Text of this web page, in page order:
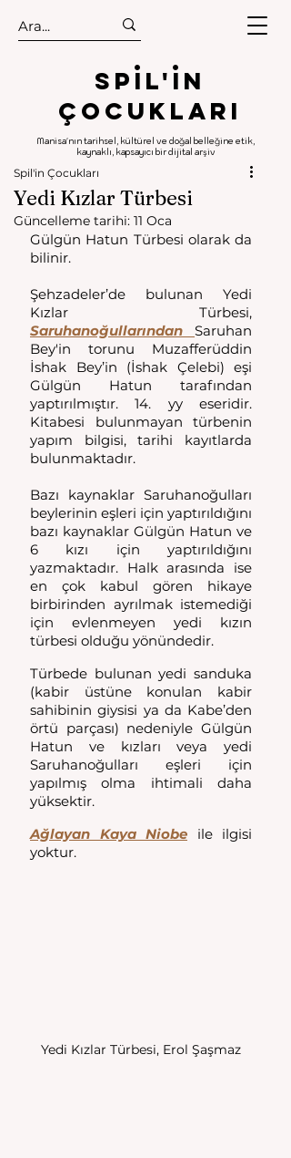
.
.
Spıl'in
Çocukları
Manisa'nın tarihsel, kültürel ve doğal belleğine etik,
kaynaklı, kapsayıcı bir dijital arşiv
Yedi Kızlar Türbesi
Spil'in Çocukları
Güncelleme tarihi: 11 Oca
Gülgün Hatun Türbesi olarak da
bilinir.
Şehzadeler’de bulunan Yedi
Saruhanoğullarından Saruhan
Bey'in torunu Muzafferüddin
İshak Bey’in (İshak Çelebi) eşi
Gülgün Hatun tarafından
yaptırılmıştır. 14. yy eseridir.
Kitabesi bulunmayan türbenin
yapım bilgisi, tarihi kayıtlarda
bulunmaktadır.
Bazı kaynaklar Saruhanoğulları
beylerinin eşleri için yaptırıldığını
bazı kaynaklar Gülgün Hatun ve
6 kızı için yaptırıldığını
yazmaktadır. Halk arasında ise
en çok kabul gören hikaye
birbirinden ayrılmak istemediği
için evlenmeyen yedi kızın
türbesi olduğu yönündedir.
Türbede bulunan yedi sanduka
(kabir üstüne konulan kabir
sahibinin giysisi ya da Kabe’den
örtü parçası) nedeniyle Gülgün
Hatun ve kızları veya yedi
Saruhanoğulları eşleri için
yapılmış olma ihtimali daha
yüksektir.
Ağlayan Kaya Niobe ile ilgisi
yoktur.
Yedi Kızlar Türbesi, Erol Şaşmaz